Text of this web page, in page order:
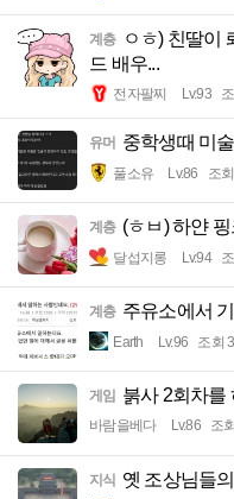
계층
ㅇㅎ) 친딸이
드 배우...
전자팔찌 Lv.93
유머 중학생때 미
풀소유 Lv.86 조
계층 (ㅎㅂ) 하얀
달섭지롱 Lv.94
계층 주유소에서
Earth Lv.96 조회
게임 붉사 2회차를
바람을베다 Lv.86 조
지식 옛 조상님들